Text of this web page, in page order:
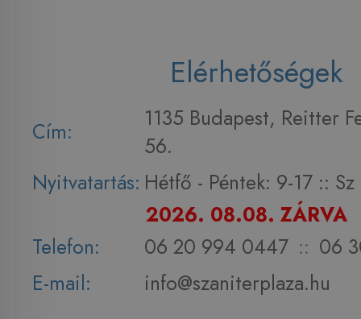
Elérhetőségek
Cím:
1135 Budapest, Reitter
56.
Nyitvatartás: Hétfő - Péntek: 9-17 :: Sz
2026. 08.08. ZÁRVA
Telefon:
06 20 994 0447 :: 06
E-mail:
info@szaniterplaza.hu